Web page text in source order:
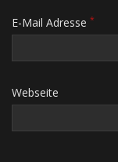
E-Mail Adresse *
Webseite